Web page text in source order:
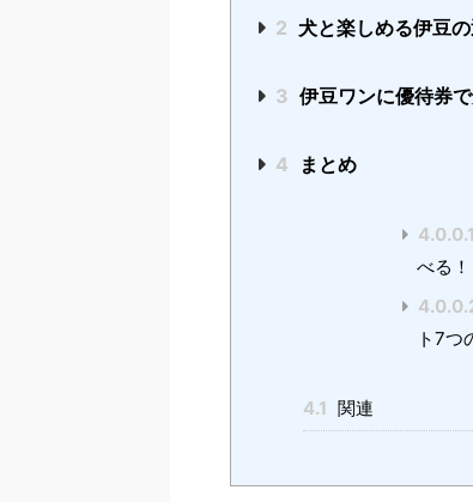
2 犬と楽しめる伊豆
3 伊豆ワンに優待券
4 まとめ
4.0.0.1
べる！
ト7つ
4.1 関連